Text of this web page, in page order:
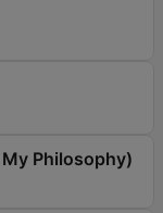
Philosophy)